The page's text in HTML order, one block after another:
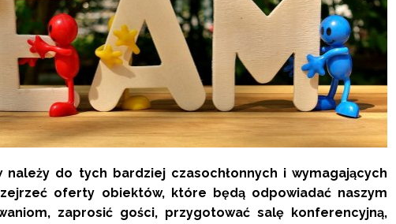
należy do tych bardziej czasochłonnych i wymagających
oferty obiektów, które będą odpowiadać naszym
zaprosić gości, przygotować salę konferencyjną,